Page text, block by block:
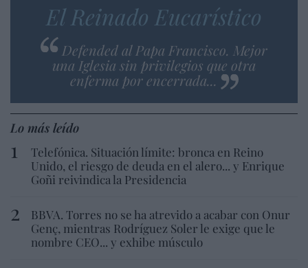
El Reinado Eucarístico
Defended al Papa Francisco. Mejor
una Iglesia sin privilegios que otra
enferma por encerrada...
Lo más leído
Telefónica. Situación límite: bronca en Reino
Unido, el riesgo de deuda en el alero... y Enrique
Goñi reivindica la Presidencia
BBVA. Torres no se ha atrevido a acabar con Onur
Genç, mientras Rodríguez Soler le exige que le
nombre CEO... y exhibe músculo